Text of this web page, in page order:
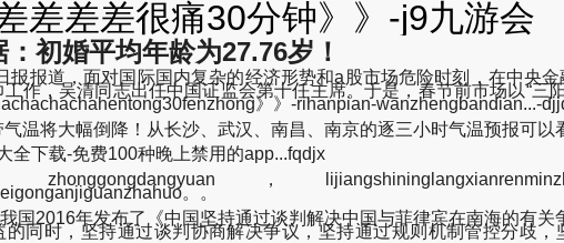
差差差很痛30分钟》》-j9九游会
初婚平均年龄为27.76岁！
道，面对国际国内复杂的经济形势和a股市场危险时刻，在中央
作，吴清同志出任中国证监会第十任主席。于是，春节前市场以“三
》》-rihanpian-wanzhengbandian...-
将大幅倒降！从长沙、武汉、南昌、南京的逐三小时气温预报可以
全下载-免费100种晚上禁用的app...fqdjx
，
。。
2016年发布了《中国坚持通过谈判解决中国与菲律宾在南海的有关
同时，坚持通过谈判协商解决争议，坚持通过规则机制管控分歧